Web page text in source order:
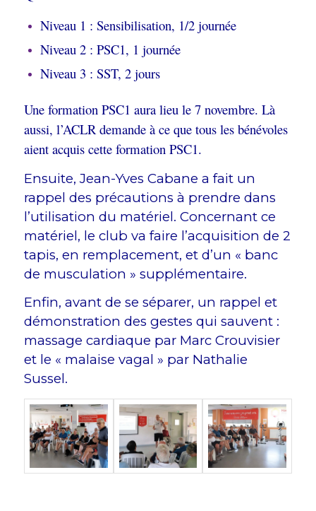
Niveau 1 : Sensibilisation, 1/2 journée
Niveau 2 : PSC1, 1 journée
Niveau 3 : SST, 2 jours
Une formation PSC1 aura lieu le 7 novembre. Là
aussi, l’ACLR demande à ce que tous les bénévoles
aient acquis cette formation PSC1.
Ensuite, Jean-Yves Cabane a fait un
rappel des précautions à prendre dans
l’utilisation du matériel. Concernant ce
matériel, le club va faire l’acquisition de 2
tapis, en remplacement, et d’un « banc
de musculation » supplémentaire.
Enfin, avant de se séparer, un rappel et
démonstration des gestes qui sauvent :
massage cardiaque par Marc Crouvisier
et le « malaise vagal » par Nathalie
Sussel.